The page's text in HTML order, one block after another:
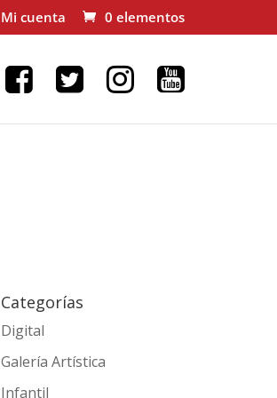
Mi cuenta 0 elementos
Categorías
Digital
Galería Artística
Infantil